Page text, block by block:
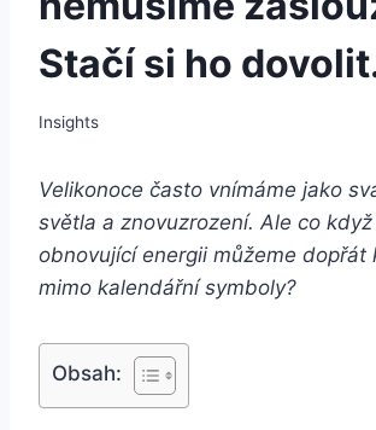
Stačí si ho
Insights
Velikonoce často vnímáme jako
světla a znovuzrození. Ale co
obnovující energii můžeme dopřát
mimo kalendářní symboly?
Obsah: